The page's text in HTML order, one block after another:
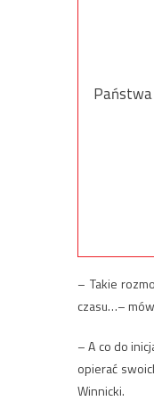
Państwa
– Takie
czasu…–
– A co do
opierać
Winnicki.